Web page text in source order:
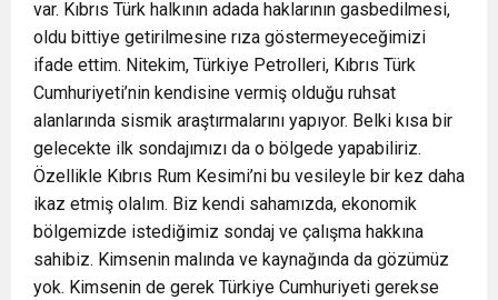
var. Kıbrıs Türk halkının adada haklarının gasbedilmesi,
oldu bittiye getirilmesine rıza göstermeyeceğimizi
ifade ettim. Nitekim, Türkiye Petrolleri, Kıbrıs Türk
Cumhuriyeti’nin kendisine vermiş olduğu ruhsat
alanlarında sismik araştırmalarını yapıyor. Belki kısa bir
gelecekte ilk sondajımızı da o bölgede yapabiliriz.
Özellikle Kıbrıs Rum Kesimi’ni bu vesileyle bir kez daha
ikaz etmiş olalım. Biz kendi sahamızda, ekonomik
bölgemizde istediğimiz sondaj ve çalışma hakkına
sahibiz. Kimsenin malında ve kaynağında da gözümüz
yok. Kimsenin de gerek Türkiye Cumhuriyeti gerekse